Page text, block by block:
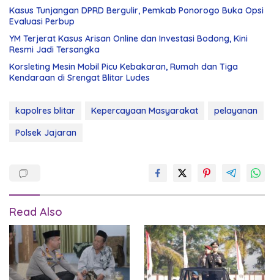
Kasus Tunjangan DPRD Bergulir, Pemkab Ponorogo Buka Opsi
Evaluasi Perbup
YM Terjerat Kasus Arisan Online dan Investasi Bodong, Kini
Resmi Jadi Tersangka
Korsleting Mesin Mobil Picu Kebakaran, Rumah dan Tiga
Kendaraan di Srengat Blitar Ludes
kapolres blitar Kepercayaan Masyarakat
pelayanan
Polsek Jajaran
Read Also